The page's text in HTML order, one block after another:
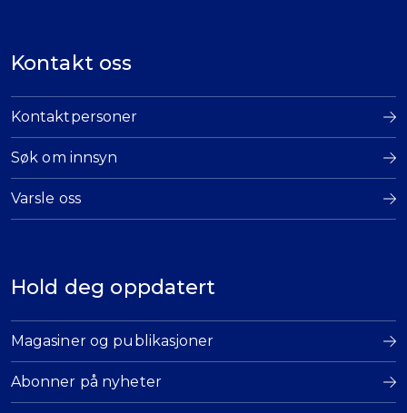
Kontakt oss
Kontaktpersoner
Søk om innsyn
Varsle oss
Hold deg oppdatert
Magasiner og publikasjoner
Abonner på nyheter